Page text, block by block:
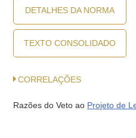
DETALHES DA NORMA
TEXTO CONSOLIDADO
CORRELAÇÕES
Razões do Veto ao Projeto de